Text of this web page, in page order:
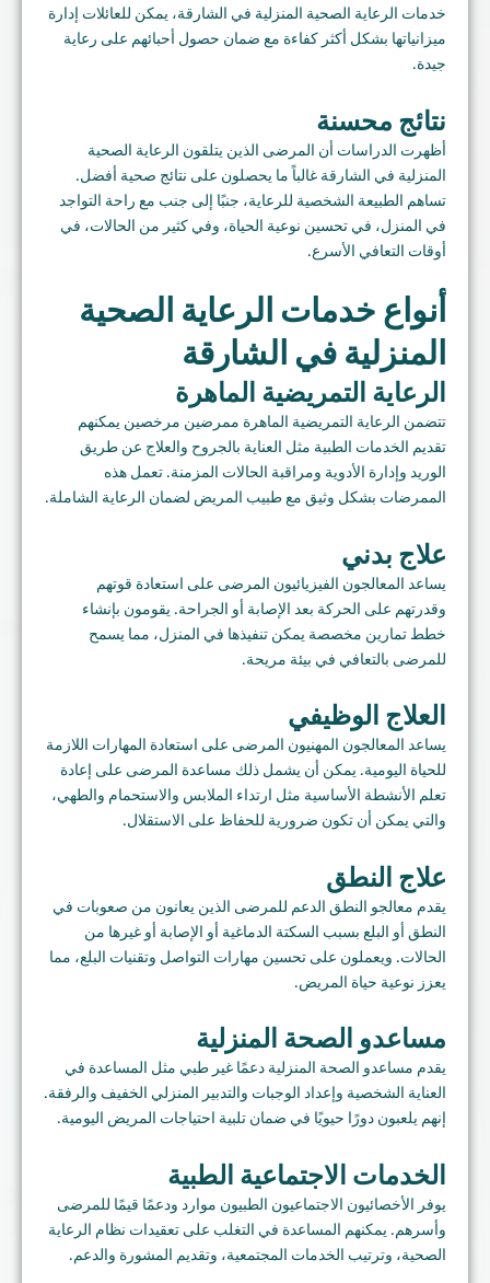
خدمات الرعاية الصحية المنزلية في الشارقة، يمكن للعائلات إدارة
ميزانياتها بشكل أكثر كفاءة مع ضمان حصول أحبائهم على رعاية
جيدة.
نتائج محسنة
أظهرت الدراسات أن المرضى الذين يتلقون الرعاية الصحية
المنزلية في الشارقة غالباً ما يحصلون على نتائج صحية أفضل.
تساهم الطبيعة الشخصية للرعاية، جنبًا إلى جنب مع راحة التواجد
في المنزل، في تحسين نوعية الحياة، وفي كثير من الحالات، في
أوقات التعافي الأسرع.
أنواع خدمات الرعاية الصحية
المنزلية في الشارقة
الرعاية التمريضية الماهرة
تتضمن الرعاية التمريضية الماهرة ممرضين مرخصين يمكنهم
تقديم الخدمات الطبية مثل العناية بالجروح والعلاج عن طريق
الوريد وإدارة الأدوية ومراقبة الحالات المزمنة. تعمل هذه
الممرضات بشكل وثيق مع طبيب المريض لضمان الرعاية الشاملة.
علاج بدني
يساعد المعالجون الفيزيائيون المرضى على استعادة قوتهم
وقدرتهم على الحركة بعد الإصابة أو الجراحة. يقومون بإنشاء
خطط تمارين مخصصة يمكن تنفيذها في المنزل، مما يسمح
للمرضى بالتعافي في بيئة مريحة.
العلاج الوظيفي
يساعد المعالجون المهنيون المرضى على استعادة المهارات اللازمة
للحياة اليومية. يمكن أن يشمل ذلك مساعدة المرضى على إعادة
تعلم الأنشطة الأساسية مثل ارتداء الملابس والاستحمام والطهي،
والتي يمكن أن تكون ضرورية للحفاظ على الاستقلال.
علاج النطق
يقدم معالجو النطق الدعم للمرضى الذين يعانون من صعوبات في
النطق أو البلع بسبب السكتة الدماغية أو الإصابة أو غيرها من
الحالات. ويعملون على تحسين مهارات التواصل وتقنيات البلع، مما
يعزز نوعية حياة المريض.
مساعدو الصحة المنزلية
يقدم مساعدو الصحة المنزلية دعمًا غير طبي مثل المساعدة في
العناية الشخصية وإعداد الوجبات والتدبير المنزلي الخفيف والرفقة.
إنهم يلعبون دورًا حيويًا في ضمان تلبية احتياجات المريض اليومية.
الخدمات الاجتماعية الطبية
يوفر الأخصائيون الاجتماعيون الطبيون موارد ودعمًا قيمًا للمرضى
وأسرهم. يمكنهم المساعدة في التغلب على تعقيدات نظام الرعاية
الصحية، وترتيب الخدمات المجتمعية، وتقديم المشورة والدعم.